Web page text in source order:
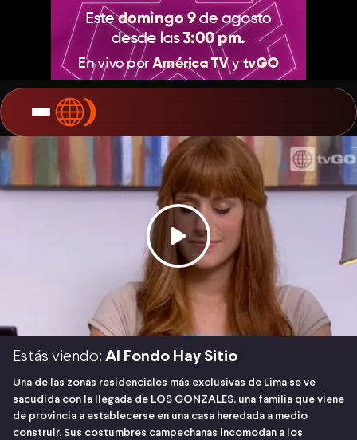
Estás viendo: Al Fondo Hay Sitio
Una de las zonas residenciales más exclusivas de Lima se ve
sacudida con la llegada de LOS GONZALES, una familia que viene
de provincia a establecerse en una casa heredada a medio
construir. Sus costumbres campechanas incomodan a los